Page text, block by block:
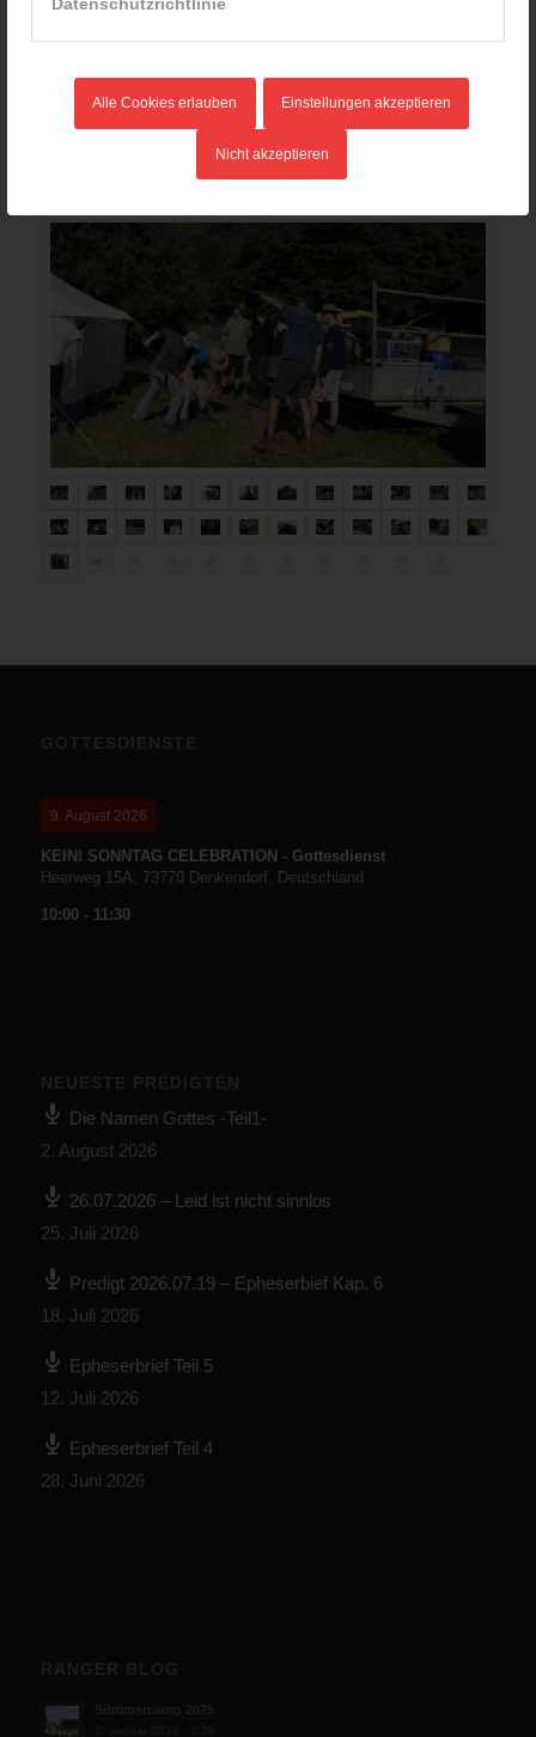
Datenschutzrichtlinie
Alle Cookies erlauben Einstellungen akzeptieren
Nicht akzeptieren
aufsammeln, und schon stiegen alle in die
bereitgestellten Busse.
Von Amely-Sarah,Mädelsteam Saola!!
Bericht von Charity Fröhlich
9. August 2026
KEIN! SONNTAG CELEBRATION - Gottesdienst
Heerweg 15A, 73770 Denkendorf, Deutschland
10:00- 11:30
Die Namen Gottes -Teil1-
2. August 2026
26.07.2026 – Leid ist nicht sinnlos
25. Juli 2026
Predigt 2026.07.19 – Epheserbief Kap. 6
18. Juli 2026
Epheserbrief Teil 5
12. Juli 2026
Epheserbrief Teil 4
28. Juni 2026